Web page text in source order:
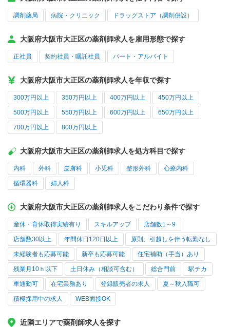
調剤薬局 病院・クリニック ドラッグストア（調剤併設）
大阪府大阪市大正区の薬剤師求人を雇用形態で探す
正社員 契約社員・嘱託社員 パート・アルバイト
大阪府大阪市大正区の薬剤師求人を年収で探す
300万円以上 350万円以上 400万円以上 450万円以上
500万円以上 550万円以上 600万円以上 650万円以上
700万円以上 800万円以上
大阪府大阪市大正区の薬剤師求人を処方科目で探す
内科 外科 皮膚科 小児科 整形外科 心療内科
循環器科 婦人科
大阪府大阪市大正区の薬剤師求人をこだわり条件で探す
産休・育休取得実績有り スキルアップ 店舗数1～9
店舗数30以上 年間休日120日以上 原則、引越しを伴う転勤なし
未経験者も応募可能 新卒も応募可能 住宅補助（手当）あり
残業月10ｈ以下 土日休み（相談可含む） 総合門前 駅チカ
車通勤可 在宅業務あり 登録販売者の求人 夏～秋入職可
積極採用中の求人 WEB面接OK
近隣エリアで薬剤師求人を探す